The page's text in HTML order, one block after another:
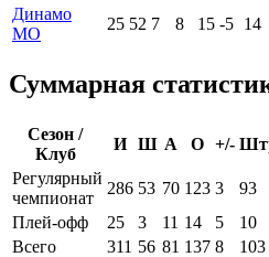
Динамо
МО
25 52 7 8 15 -5 14
Суммарная
Сезон /
Клуб
И Ш А О +/-
Регулярный
чемпионат
286 53 70 123 3 93
Плей-офф
25 3 11 14 5 10
Всего
311 56 81 137 8 103